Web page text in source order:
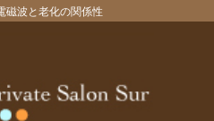
磁波と老化の関係性